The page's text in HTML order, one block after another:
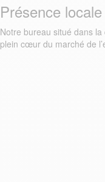
Présence locale
Notre bureau situé dans
plein cœur du marché de